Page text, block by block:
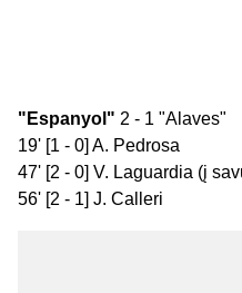
"Espanyol" 2 - 1 "Alaves"
19' [1 - 0] A. Pedrosa
47' [2 - 0] V. Laguardia (į
56' [2 - 1] J. Calleri